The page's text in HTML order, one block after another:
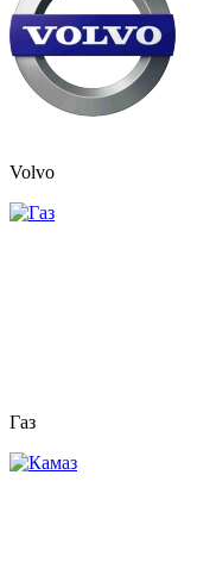
Volvo
Газ